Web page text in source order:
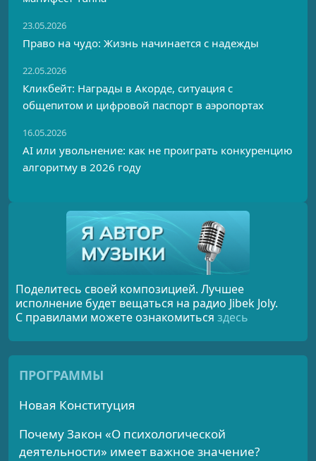
Поделитесь своей композицией. Лучшее
исполнение будет вещаться на радио Jibek Joly.
С правилами можете ознакомиться здесь
ПРОГРАММЫ
Новая Конституция
Почему Закон «О психологической
деятельности» имеет важное значение?
23.05.2026
Право на чудо: Жизнь начинается с надежды
22.05.2026
Кликбейт: Награды в Акорде, ситуация с
общепитом и цифровой паспорт в аэропортах
16.05.2026
AI или увольнение: как не проиграть конкуренцию
алгоритму в 2026 году